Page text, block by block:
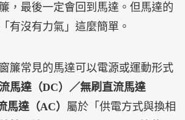
，最後一定會回到馬達。但馬達的
有沒有力氣」這麼簡單。
簾常見的馬達可以電源或運動形式
馬達（DC）／無刷直流馬達
馬達（AC） 屬於「供電方式與換相